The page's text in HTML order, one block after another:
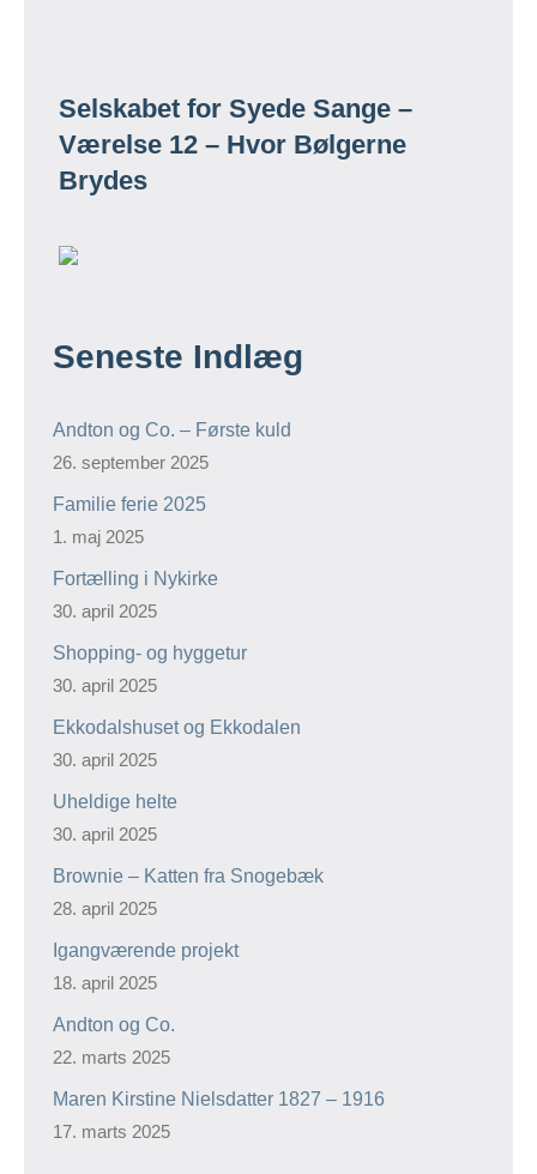
Selskabet for Syede Sange –
Værelse 12 – Hvor Bølgerne
Brydes
Seneste Indlæg
Andton og Co. – Første kuld
26. september 2025
Familie ferie 2025
1. maj 2025
Fortælling i Nykirke
30. april 2025
Shopping- og hyggetur
30. april 2025
Ekkodalshuset og Ekkodalen
30. april 2025
Uheldige helte
30. april 2025
Brownie – Katten fra Snogebæk
28. april 2025
Igangværende projekt
18. april 2025
Andton og Co.
22. marts 2025
Maren Kirstine Nielsdatter 1827 – 1916
17. marts 2025